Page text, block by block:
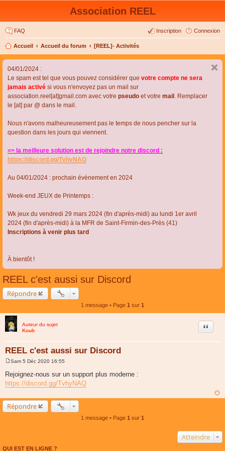
Association REEL
FAQ Connexion
Inscription
Accueil Accueil du forum [REEL]- Activités
04/01/2024 :
Le spam est tel que vous pouvez considérer que votre compte ne sera
jamais activé si vous n'envoyez pas un mail sur
association.reel[at]gmail.com avec votre pseudo et votre mail . Remplacer
le [at] par @ dans le mail.
Nous n'avons malheureusement pas le temps de nous pencher sur la
question dans les jours qui viennent.
=> la meilleure solution est de rejoindre notre discord :
https://discord.gg/TvhyNAQ
Au 04/01/2024 : prochain évènement en 2024
Week-end JEUX de Printemps :
Wk jeux du vendredi 29 mars 2024 (fin d'après-midi) au lundi 1er avril
2024 (fin d'après-midi) à la MFR de Saint-Firmin-des-Près (41)
Inscriptions à venir plus tard
À bientôt !
REEL c'est aussi sur Discord
Répondre
1 message • Page 1 sur 1
Auteur du sujet
Koub
REEL c'est aussi sur Discord
Citer
e
s
s
e
Sam 5 Déc 2020 16:55
Rejoignez-nous sur un support plus moderne :
https://discord.gg/TvhyNAQ
Répondre
1 message • Page 1 sur 1
Atteindre
QUI EST EN LIGNE ?